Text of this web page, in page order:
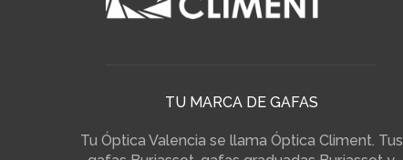
TU MARCA DE GAFAS
Tu Óptica Valencia se llama Óptica Climent. Tus